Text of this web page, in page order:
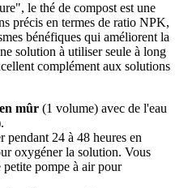
le thé de compost est une
précis en termes de ratio NPK,
bénéfiques qui améliorent la
solution à utiliser seule à long
complément aux solutions
mûr (1 volume) avec de l'eau
pendant 24 à 48 heures en
oxygéner la solution. Vous
pompe à air pour